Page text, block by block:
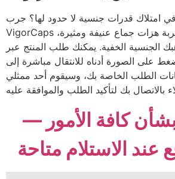
امتلاك قدرات جنسية لا حدود لها؟ جرب
VigorCaps الآن! امنح شريكتك تجربة هزات جماع عنيفة ومثيرة،
الجنسية الخفية. يمكنك طلب المنتج عبر
على الصورة أدناه للانتقال مباشرة إلى
الطلب الخاصة بك، وسيقوم أحد ممثلي
كافة الأمور —
عند الاستلام متاحة